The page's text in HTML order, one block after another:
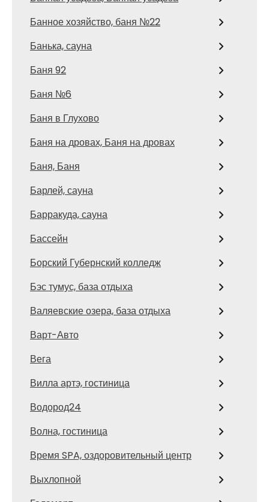
Банное хозяйство, баня №22
Банька, сауна
Баня 92
Баня №6
Баня в Глухово
Баня на дровах, Баня на дровах
Баня, Баня
Барлей, сауна
Барракуда, сауна
Бассейн
Борский Губернский колледж
Бэс тумус, база отдыха
Валяевские озера, база отдыха
Варт-Авто
Вега
Вилла артэ, гостиница
Водород24
Волна, гостиница
Время SPA, оздоровительный центр
Выхлопной